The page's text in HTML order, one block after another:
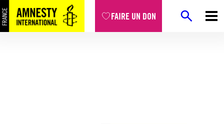
FAIRE UN DON